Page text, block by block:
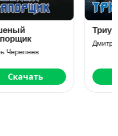
Контрфевраль
Дмитрий Зурков
Скачать